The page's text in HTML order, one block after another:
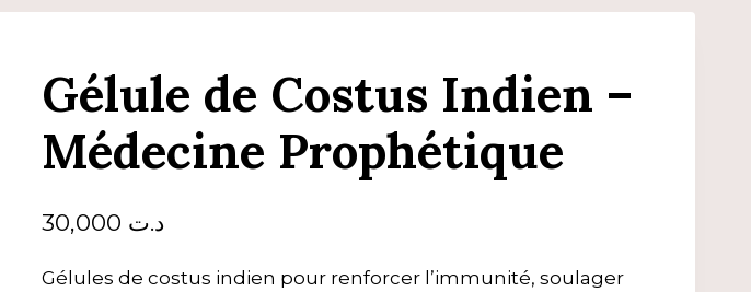
Gélule de Costus Indien –
Médecine Prophétique
د.ت
Gélules de costus indien pour renforcer l’immunité, soulager